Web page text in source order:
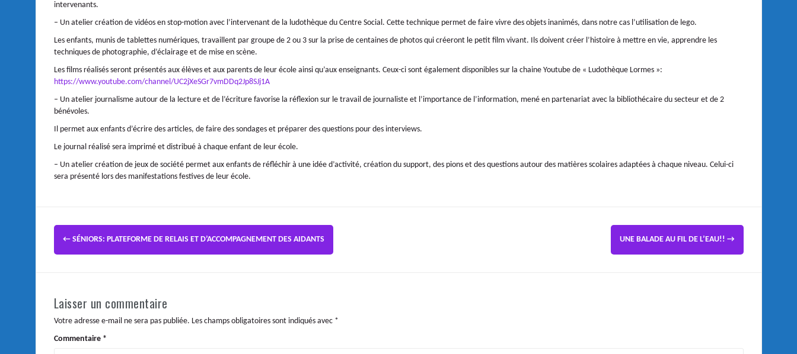
intervenants.
– Un atelier création de vidéos en stop-motion avec l’intervenant de la ludothèque du Centre Social. Cette technique permet de faire vivre des objets inanimés, dans notre cas l’utilisation de lego.
Les enfants, munis de tablettes numériques, travaillent par groupe de 2 ou 3 sur la prise de centaines de photos qui créeront le petit film vivant. Ils doivent créer l’histoire à mettre en vie, apprendre les
techniques de photographie, d’éclairage et de mise en scène.
Les films réalisés seront présentés aux élèves et aux parents de leur école ainsi qu’aux enseignants. Ceux-ci sont également disponibles sur la chaine Youtube de « Ludothèque Lormes »:
https://www.youtube.com/channel/UC2jXeSGr7vmDDq2Jp8SJj1A
– Un atelier journalisme autour de la lecture et de l’écriture favorise la réflexion sur le travail de journaliste et l’importance de l’information, mené en partenariat avec la bibliothécaire du secteur et de 2
bénévoles.
Il permet aux enfants d’écrire des articles, de faire des sondages et préparer des questions pour des interviews.
Le journal réalisé sera imprimé et distribué à chaque enfant de leur école.
– Un atelier création de jeux de société permet aux enfants de réfléchir à une idée d’activité, création du support, des pions et des questions autour des matières scolaires adaptées à chaque niveau. Celui-ci
sera présenté lors des manifestations festives de leur école.
←SÉNIORS: PLATEFORME DE RELAIS ET D’ACCOMPAGNEMENT DES AIDANTS UNE BALADE AU FIL DE L’EAU!! →
Laisser un commentaire
Votre adresse e-mail ne sera pas publiée. Les champs obligatoires sont indiqués avec *
Commentaire *